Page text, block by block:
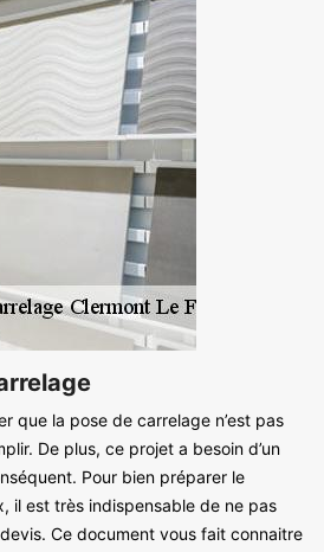
que la pose de carrelage n’est pas
De plus, ce projet a besoin d’un
Pour bien préparer le
il est très indispensable de ne pas
Ce document vous fait connaitre